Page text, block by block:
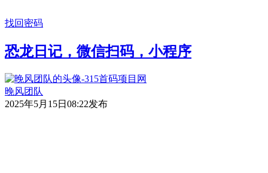
找回密码
恐龙日记，微信扫码，小程序
晚风团队
2025年5月15日08:22发布